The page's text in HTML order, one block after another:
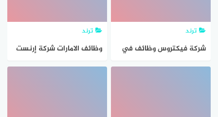
ترند
شركة فيكتروس وظائف في
قطر للمواطنين والاجانب
ترند
وظائف الامارات شركة إرنست
ويونغ للمواطنين والوافدين